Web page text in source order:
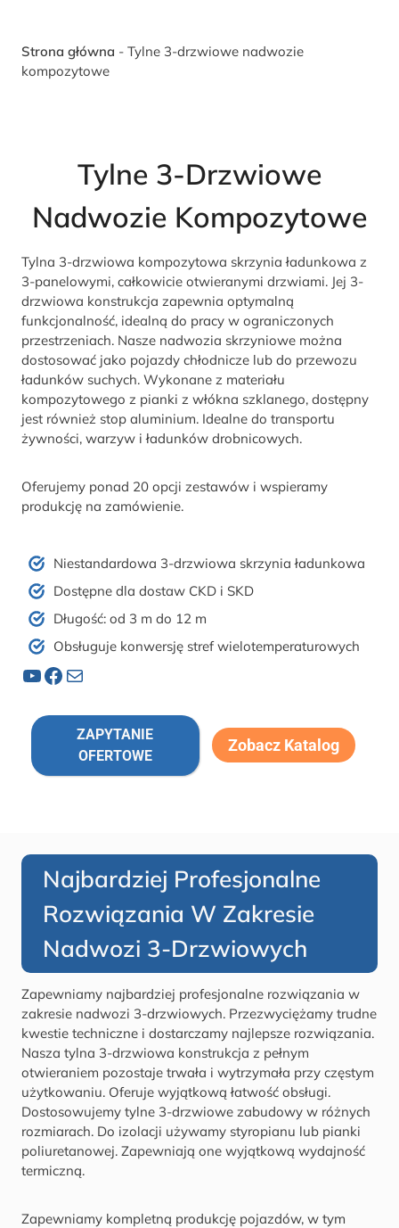
Strona główna - Tylne 3-drzwiowe nadwozie
kompozytowe
Tylne 3-Drzwiowe
Nadwozie Kompozytowe
Tylna 3-drzwiowa kompozytowa skrzynia ładunkowa z
3-panelowymi, całkowicie otwieranymi drzwiami. Jej 3-
drzwiowa konstrukcja zapewnia optymalną
funkcjonalność, idealną do pracy w ograniczonych
przestrzeniach. Nasze nadwozia skrzyniowe można
dostosować jako pojazdy chłodnicze lub do przewozu
ładunków suchych. Wykonane z materiału
kompozytowego z pianki z włókna szklanego, dostępny
jest również stop aluminium. Idealne do transportu
żywności, warzyw i ładunków drobnicowych.
Oferujemy ponad 20 opcji zestawów i wspieramy
produkcję na zamówienie.
Niestandardowa 3-drzwiowa skrzynia ładunkowa
Dostępne dla dostaw CKD i SKD
Długość: od 3 m do 12 m
Obsługuje konwersję stref wielotemperaturowych
YouTube Facebook Poczta
ZAPYTANIE
OFERTOWE
Zobacz Katalog
Najbardziej Profesjonalne
Rozwiązania W Zakresie
Nadwozi 3-Drzwiowych
Zapewniamy najbardziej profesjonalne rozwiązania w
zakresie nadwozi 3-drzwiowych. Przezwyciężamy trudne
kwestie techniczne i dostarczamy najlepsze rozwiązania.
Nasza tylna 3-drzwiowa konstrukcja z pełnym
otwieraniem pozostaje trwała i wytrzymała przy częstym
użytkowaniu. Oferuje wyjątkową łatwość obsługi.
Dostosowujemy tylne 3-drzwiowe zabudowy w różnych
rozmiarach. Do izolacji używamy styropianu lub pianki
poliuretanowej. Zapewniają one wyjątkową wydajność
termiczną.
Zapewniamy kompletną produkcję pojazdów, w tym